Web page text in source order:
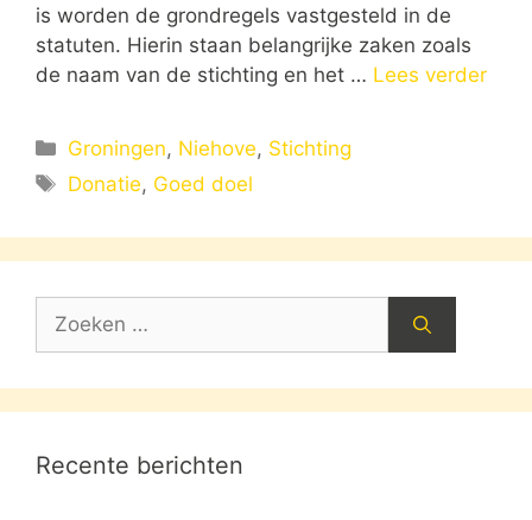
is worden de grondregels vastgesteld in de
statuten. Hierin staan belangrijke zaken zoals
de naam van de stichting en het … Lees verder
Categorieën
Groningen, Niehove, Stichting
Tags
Donatie, Goed doel
Zoek
Recente berichten